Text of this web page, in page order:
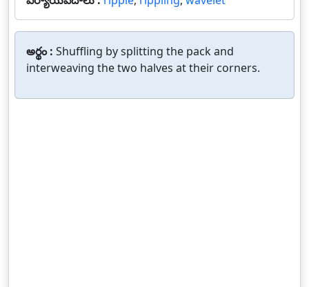
అర్థం : Shuffling by splitting the pack and
interweaving the two halves at their corners.